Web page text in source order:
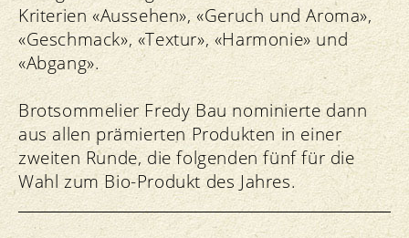
Kriterien «Aussehen», «Geruch und Aroma»,
«Geschmack», «Textur», «Harmonie» und
«Abgang».
Brotsommelier Fredy Bau nominierte dann
aus allen prämierten Produkten in einer
zweiten Runde, die folgenden fünf für die
Wahl zum Bio-Produkt des Jahres.